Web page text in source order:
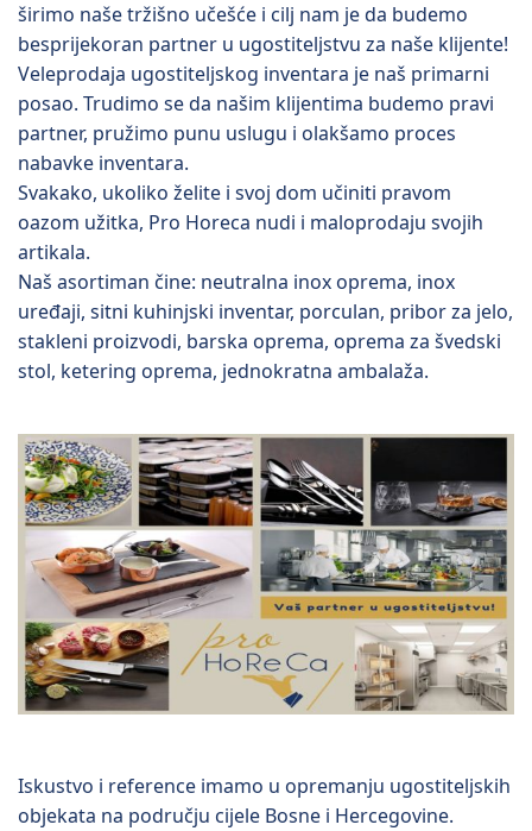
širimo naše tržišno učešće i cilj nam je da budemo
besprijekoran partner u ugostiteljstvu za naše klijente!
Veleprodaja ugostiteljskog inventara je naš primarni
posao. Trudimo se da našim klijentima budemo pravi
partner, pružimo punu uslugu i olakšamo proces
nabavke inventara.
Svakako, ukoliko želite i svoj dom učiniti pravom
oazom užitka, Pro Horeca nudi i maloprodaju svojih
artikala.
Naš asortiman čine: neutralna inox oprema, inox
uređaji, sitni kuhinjski inventar, porculan, pribor za jelo,
stakleni proizvodi, barska oprema, oprema za švedski
stol, ketering oprema, jednokratna ambalaža.
Iskustvo i reference imamo u opremanju ugostiteljskih
objekata na području cijele Bosne i Hercegovine.